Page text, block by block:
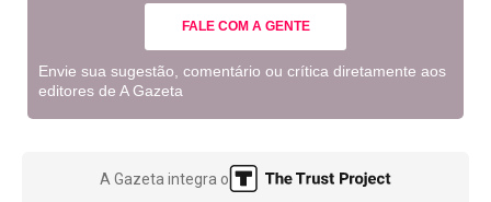
FALE COM A GENTE
Envie sua sugestão, comentário ou crítica diretamente aos
editores de A Gazeta
A Gazeta integra o